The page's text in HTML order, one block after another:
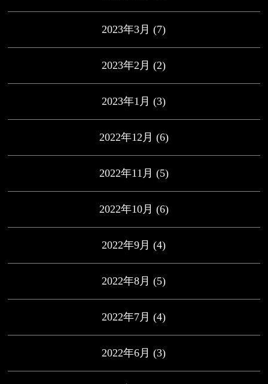
2023年3月 (7)
2023年2月 (2)
2023年1月 (3)
2022年12月 (6)
2022年11月 (5)
2022年10月 (6)
2022年9月 (4)
2022年8月 (5)
2022年7月 (4)
2022年6月 (3)